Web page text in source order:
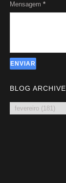
Mensagem *
BLOG ARCHIVE